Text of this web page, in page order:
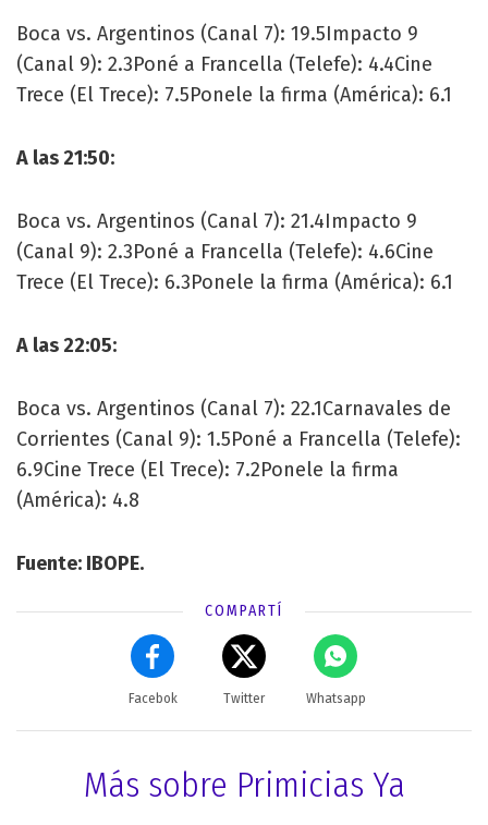
Boca vs. Argentinos (Canal 7): 19.5Impacto 9
(Canal 9): 2.3Poné a Francella (Telefe): 4.4Cine
Trece (El Trece): 7.5Ponele la firma (América): 6.1
A las 21:50:
Boca vs. Argentinos (Canal 7): 21.4Impacto 9
(Canal 9): 2.3Poné a Francella (Telefe): 4.6Cine
Trece (El Trece): 6.3Ponele la firma (América): 6.1
A las 22:05:
Boca vs. Argentinos (Canal 7): 22.1Carnavales de
Corrientes (Canal 9): 1.5Poné a Francella (Telefe):
6.9Cine Trece (El Trece): 7.2Ponele la firma
(América): 4.8
Fuente: IBOPE.
COMPARTÍ
Facebok Twitter Whatsapp
Más sobre Primicias Ya